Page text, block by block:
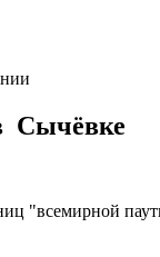
Сычёвке
"всемирной